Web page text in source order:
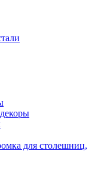
для столешниц,